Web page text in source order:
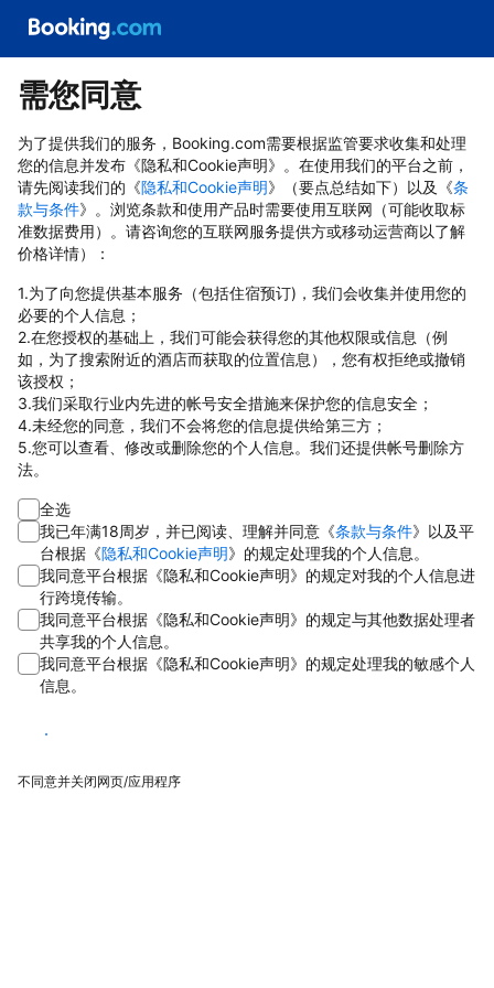
需您同意
为了提供我们的服务，Booking.com需要根据监管要求收集和处理
您的信息并发布《隐私和Cookie声明》。在使用我们的平台之前，
请先阅读我们的《隐私和Cookie声明》（要点总结如下）以及《条
款与条件》。浏览条款和使用产品时需要使用互联网（可能收取标
准数据费用）。请咨询您的互联网服务提供方或移动运营商以了解
价格详情）：
1.为了向您提供基本服务（包括住宿预订)，我们会收集并使用您的
必要的个人信息；
2.在您授权的基础上，我们可能会获得您的其他权限或信息（例
如，为了搜索附近的酒店而获取的位置信息），您有权拒绝或撤销
该授权；
3.我们采取行业内先进的帐号安全措施来保护您的信息安全；
4.未经您的同意，我们不会将您的信息提供给第三方；
5.您可以查看、修改或删除您的个人信息。我们还提供帐号删除方
法。
全选
我已年满18周岁，并已阅读、理解并同意《条款与条件》以及平
台根据《隐私和Cookie声明》的规定处理我的个人信息。
我同意平台根据《隐私和Cookie声明》的规定对我的个人信息进
行跨境传输。
我同意平台根据《隐私和Cookie声明》的规定与其他数据处理者
共享我的个人信息。
我同意平台根据《隐私和Cookie声明》的规定处理我的敏感个人
信息。
同意
不同意并关闭网页/应用程序